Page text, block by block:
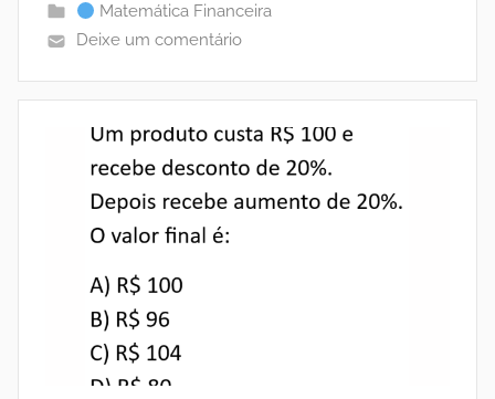
Matemática Financeira
Deixe um comentário